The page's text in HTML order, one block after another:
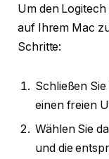
Um den
auf Ihrem Mac
Schritte:
Schließen
einen freien
Wählen Sie
und die